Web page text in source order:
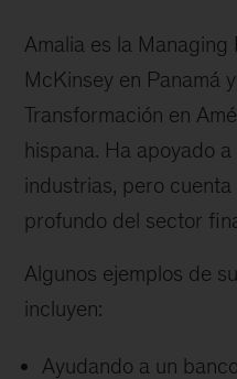
Amalia es la
McKinsey en Panamá
Transformación en
hispana. Ha apoyado
industrias, pero
profundo del sector
Algunos ejemplos de
incluyen:
Ayudando a un